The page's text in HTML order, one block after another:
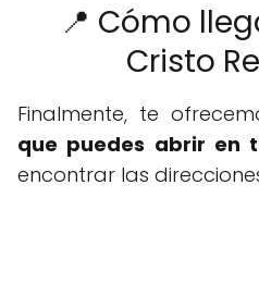
📍 Cómo
Cristo
Finalmente, te
que puedes abrir en
encontrar las